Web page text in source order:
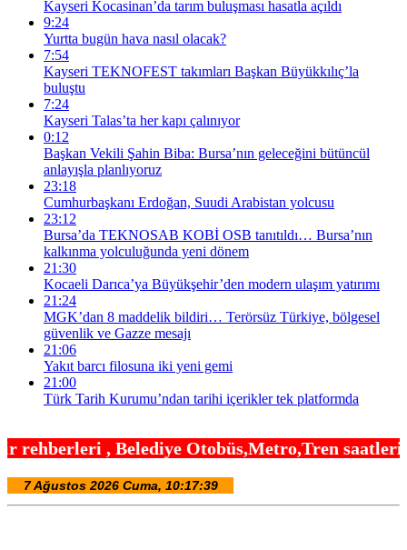
Kayseri Kocasinan’da tarım buluşması hasatla açıldı
9:24
Yurtta bugün hava nasıl olacak?
7:54
Kayseri TEKNOFEST takımları Başkan Büyükkılıç’la
buluştu
7:24
Kayseri Talas’ta her kapı çalınıyor
0:12
Başkan Vekili Şahin Biba: Bursa’nın geleceğini bütüncül
anlayışla planlıyoruz
23:18
Cumhurbaşkanı Erdoğan, Suudi Arabistan yolcusu
23:12
Bursa’da TEKNOSAB KOBİ OSB tanıtıldı… Bursa’nın
kalkınma yolculuğunda yeni dönem
21:30
Kocaeli Darıca’ya Büyükşehir’den modern ulaşım yatırımı
21:24
MGK’dan 8 maddelik bildiri… Terörsüz Türkiye, bölgesel
güvenlik ve Gazze mesajı
21:06
Yakıt barcı filosuna iki yeni gemi
21:00
Türk Tarih Kurumu’ndan tarihi içerikler tek platformda
, Belediye Otobüs,Metro,Tren saatleri